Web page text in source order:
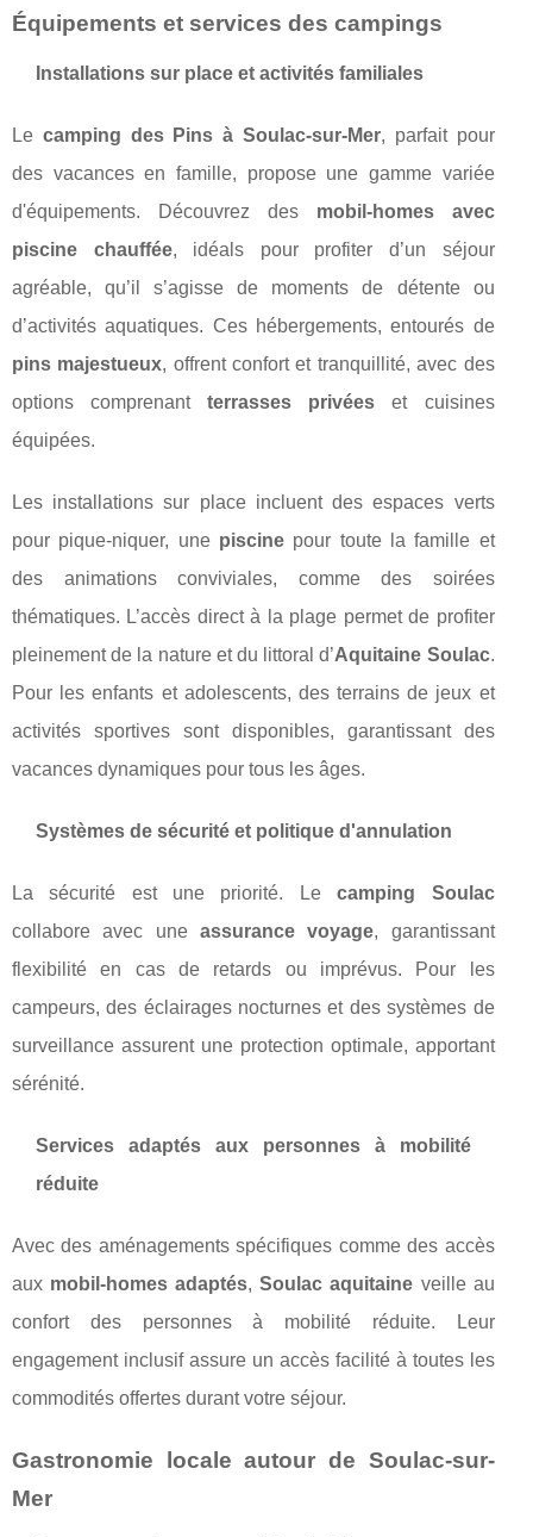
Équipements et services des campings
Installations sur place et activités familiales
Le camping des Pins à Soulac-sur-Mer, parfait pour
des vacances en famille, propose une gamme variée
d'équipements. Découvrez des mobil-homes avec
piscine chauffée, idéals pour profiter d’un séjour
agréable, qu’il s’agisse de moments de détente ou
d’activités aquatiques. Ces hébergements, entourés de
pins majestueux, offrent confort et tranquillité, avec des
options comprenantterrasses privées et cuisines
équipées.
Les installations sur place incluent des espaces verts
pour pique-niquer, une piscinepour toute la famille et
des animations conviviales, comme des soirées
thématiques. L’accès direct à la plage permet de profiter
pleinement de la nature et du littoral d’Aquitaine Soulac.
Pour les enfants et adolescents, des terrains de jeux et
activités sportives sont disponibles, garantissant des
vacances dynamiques pour tous les âges.
Systèmes de sécurité et politique d'annulation
La sécurité est une priorité. Lecamping Soulac
collabore avec une assurance voyage, garantissant
flexibilité en cas de retards ou imprévus. Pour les
campeurs, des éclairages nocturnes et des systèmes de
surveillance assurent une protection optimale, apportant
sérénité.
Services adaptés aux personnes à mobilité
réduite
Avec des aménagements spécifiques comme des accès
aux mobil-homes adaptés,Soulac aquitaine veille au
confort des personnes à mobilité réduite. Leur
engagement inclusif assure un accès facilité à toutes les
commodités offertes durant votre séjour.
Gastronomie locale autour de Soulac-sur-
Mer